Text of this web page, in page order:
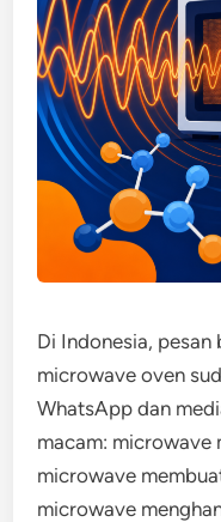
Di Indonesia,
microwave oven
WhatsApp dan
macam: microwave
microwave
microwave